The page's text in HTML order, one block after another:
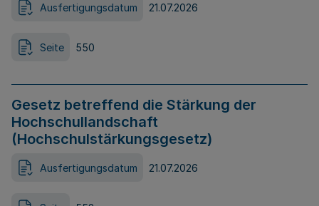
Ausfertigungsdatum 21.07.2026
Seite 550
Gesetz betreffend die Stärkung der
Hochschullandschaft
(Hochschulstärkungsgesetz)
Ausfertigungsdatum 21.07.2026